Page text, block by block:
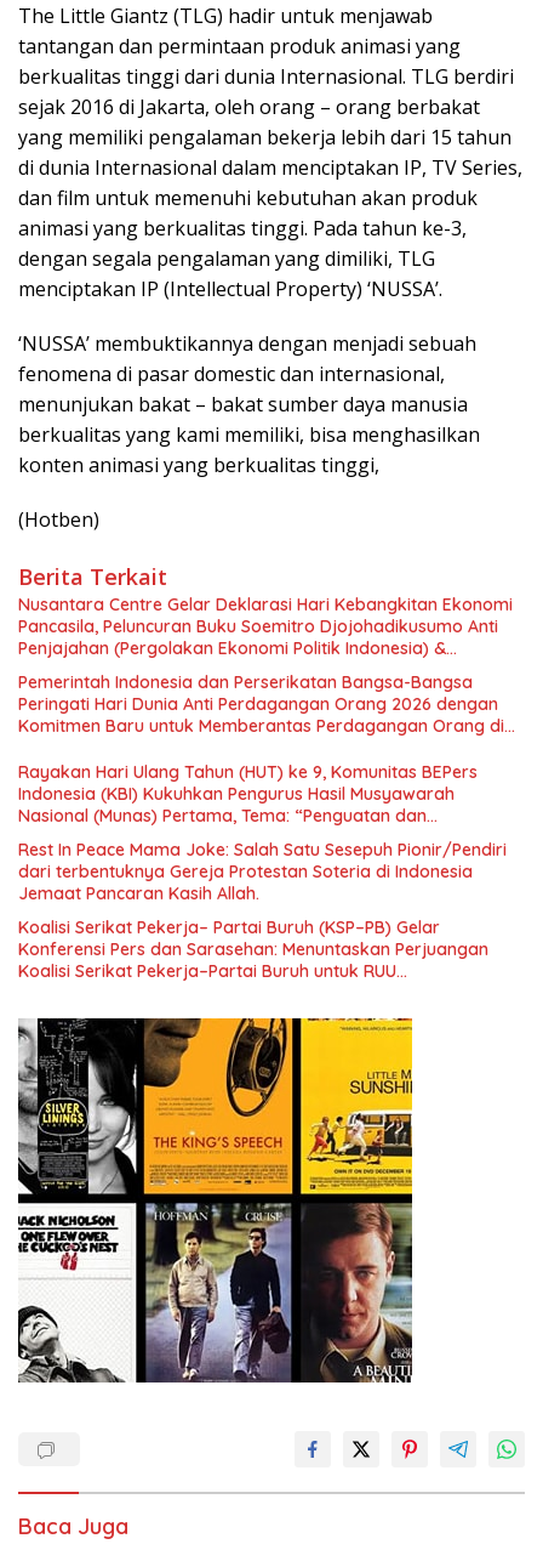
The Little Giantz (TLG) hadir untuk menjawab
tantangan dan permintaan produk animasi yang
berkualitas tinggi dari dunia Internasional. TLG berdiri
sejak 2016 di Jakarta, oleh orang – orang berbakat
yang memiliki pengalaman bekerja lebih dari 15 tahun
di dunia Internasional dalam menciptakan IP, TV Series,
dan film untuk memenuhi kebutuhan akan produk
animasi yang berkualitas tinggi. Pada tahun ke-3,
dengan segala pengalaman yang dimiliki, TLG
menciptakan IP (Intellectual Property) ‘NUSSA’.
‘NUSSA’ membuktikannya dengan menjadi sebuah
fenomena di pasar domestic dan internasional,
menunjukan bakat – bakat sumber daya manusia
berkualitas yang kami memiliki, bisa menghasilkan
konten animasi yang berkualitas tinggi,
(Hotben)
Berita Terkait
Nusantara Centre Gelar Deklarasi Hari Kebangkitan Ekonomi
Pancasila, Peluncuran Buku Soemitro Djojohadikusumo Anti
Penjajahan (Pergolakan Ekonomi Politik Indonesia) &
Simposium Nasional “Urgensi Undang-Undang Perekonomian
Nasional dan Kesejahteraan Sosial dalam Menata Bangsa
Menuju Indonesia Emas 2045”,
Pemerintah Indonesia dan Perserikatan Bangsa-Bangsa
Peringati Hari Dunia Anti Perdagangan Orang 2026 dengan
Komitmen Baru untuk Memberantas Perdagangan Orang di
Rayakan Hari Ulang Tahun (HUT) ke 9, Komunitas BEPers
Indonesia (KBI) Kukuhkan Pengurus Hasil Musyawarah
Nasional (Munas) Pertama, Tema: “Penguatan dan
Pengembangan Organisasi KBI yang Berbasis Riset di seluruh
Indonesia dan Mancanegara”.
Rest In Peace Mama Joke: Salah Satu Sesepuh Pionir/Pendiri
dari terbentuknya Gereja Protestan Soteria di Indonesia
Jemaat Pancaran Kasih Allah.
Koalisi Serikat Pekerja– Partai Buruh (KSP–PB) Gelar
Konferensi Pers dan Sarasehan: Menuntaskan Perjuangan
Koalisi Serikat Pekerja–Partai Buruh untuk RUU
Baca Juga